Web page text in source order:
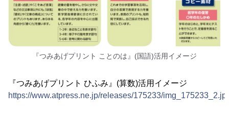
『つみあげプリント ことのは』(国語)活用イメージ
『つみあげプリント ひふみ』(算数)活用イメージ
https://www.atpress.ne.jp/releases/175233/